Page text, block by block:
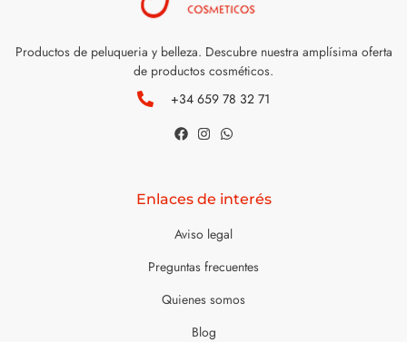
Productos de peluqueria y belleza. Descubre nuestra amplísima oferta
de productos cosméticos.
+34 659 78 32 71
Enlaces de interés
Aviso legal
Preguntas frecuentes
Quienes somos
Blog